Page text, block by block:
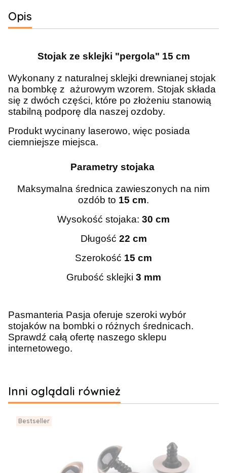
Opis
Stojak ze sklejki "pergola" 15 cm
Wykonany z naturalnej sklejki drewnianej stojak
na bombkę z ażurowym wzorem. Stojak składa
się z dwóch części, które po złożeniu stanowią
stabilną podporę dla naszej ozdoby.
Produkt wycinany laserowo, więc posiada
ciemniejsze miejsca.
Parametry stojaka
Maksymalna średnica zawieszonych na nim
ozdób to 15 cm.
Wysokość stojaka: 30 cm
Długość 22 cm
Szerokość 15 cm
Grubość sklejki 3 mm
Pasmanteria Pasja oferuje szeroki wybór
stojaków na bombki o różnych średnicach.
Sprawdź całą ofertę naszego sklepu
internetowego.
Inni oglądali również
Bestseller